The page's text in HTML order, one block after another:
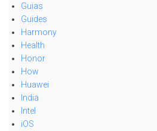
Guias
Guides
Harmony
Health
Honor
How
Huawei
India
Intel
iOS